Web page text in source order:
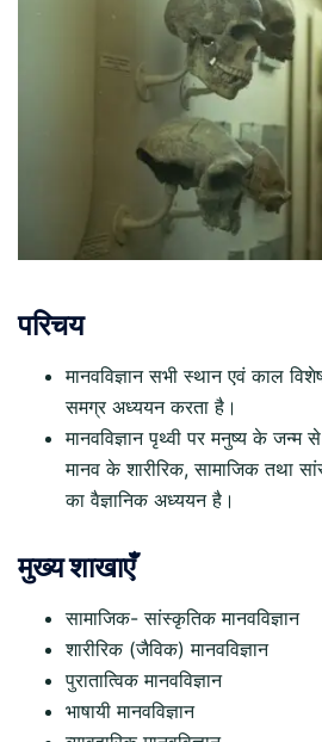
परिचय
मानवविज्ञान सभी स्थान एवं काल
समग्र अध्ययन करता है।
मानवविज्ञान पृथ्वी पर मनुष्य के
मानव के शारीरिक, सामाजिक तथा
का वैज्ञानिक अध्ययन है।
मुख्य शाखाएँ
सामाजिक- सांस्कृतिक मानवविज्ञान
शारीरिक (जैविक) मानवविज्ञान
पुरातात्विक मानवविज्ञान
भाषायी मानवविज्ञान